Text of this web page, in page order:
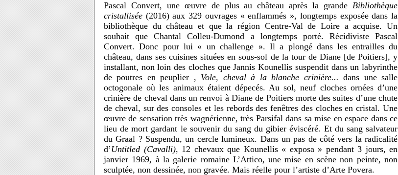
Pascal Convert, une œuvre de plus au château après la grande Bibliothèque
cristallisée (2016) aux 329 ouvrages « enflammés », longtemps exposée dans la
bibliothèque du château et que la région Centre-Val de Loire a acquise. Un
souhait que Chantal Colleu-Dumond a longtemps porté. Récidiviste Pascal
Convert. Donc pour lui « un challenge ». Il a plongé dans les entrailles du
château, dans ses cuisines situées en sous-sol de la tour de Diane [de Poitiers], y
installant, non loin des cloches que Jannis Kounellis suspendit dans un labyrinthe
de poutres en peuplier , Vole, cheval à la blanche crinière... dans une salle
octogonale où les animaux étaient dépecés. Au sol, neuf cloches ornées d’une
crinière de cheval dans un renvoi à Diane de Poitiers morte des suites d’une chute
de cheval, sur des consoles et les rebords des fenêtres des cloches en cristal. Une
œuvre de sensation très wagnérienne, très Parsifal dans sa mise en espace dans ce
lieu de mort gardant le souvenir du sang du gibier éviscéré. Et du sang salvateur
du Graal ? Suspendu, un cercle lumineux. Dans un pas de côté vers la radicalité
d’Untitled (Cavalli), 12 chevaux que Kounellis « exposa » pendant 3 jours, en
janvier 1969, à la galerie romaine L’Attico, une mise en scène non peinte, non
sculptée, non dessinée, non gravée. Mais réelle pour l’artiste d’Arte Povera.